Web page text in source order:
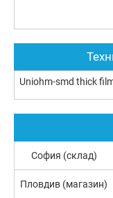
Uniohm-smd thick
София (склад)
Пловдив (магазин)